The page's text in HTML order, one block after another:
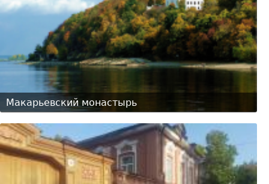
Макарьевский монастырь